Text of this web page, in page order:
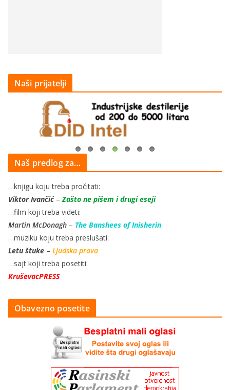
Naši prijatelji
Naš predlog za…
…knjigu koju treba pročitati:
Viktor Ivančić–Zašto ne pišem i drugi eseji
…film koji treba videti:
Martin McDonagh – The Banshees of Inisherin
…muziku koju treba preslušati:
Letu štuke – Ljudska prava
…sajt koji treba posetiti:
KruševacPRESS
Obavezno posetite